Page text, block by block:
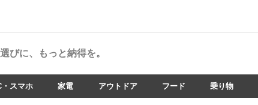
びに、もっと納得を。
・スマホ 家電 アウトドア フード 乗り物